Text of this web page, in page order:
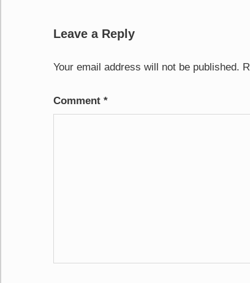
Leave a Reply
Your email address will not be published.
Comment *